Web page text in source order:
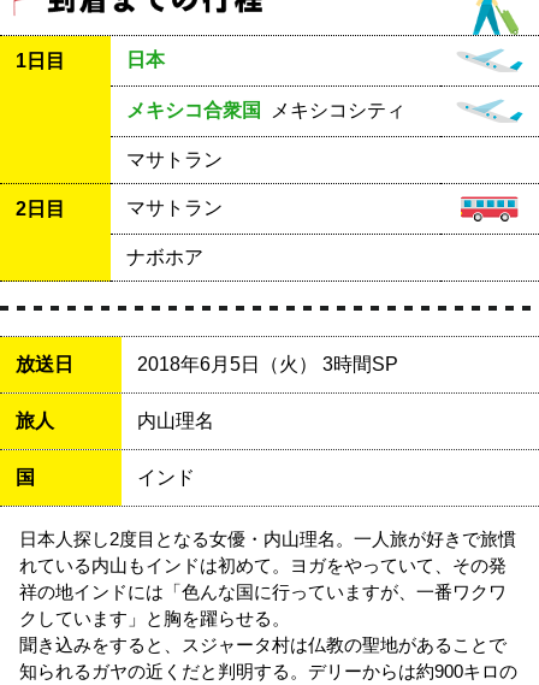
1日目 日本
メキシコ合衆国 メキシコシティ
マサトラン
2日目 マサトラン
ナボホア
放送日 2018年6月5日（火） 3時間SP
旅人 内山理名
国 インド
日本人探し2度目となる女優・内山理名。一人旅が好きで旅慣
れている内山もインドは初めて。ヨガをやっていて、その発
祥の地インドには「色んな国に行っていますが、一番ワクワ
クしています」と胸を躍らせる。
聞き込みをすると、スジャータ村は仏教の聖地があることで
知られるガヤの近くだと判明する。デリーからは約900キロの